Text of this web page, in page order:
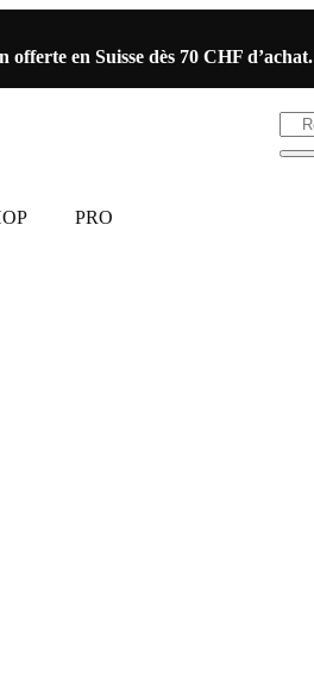
offerte en Suisse dès 70 CHF d’achat.
PRO